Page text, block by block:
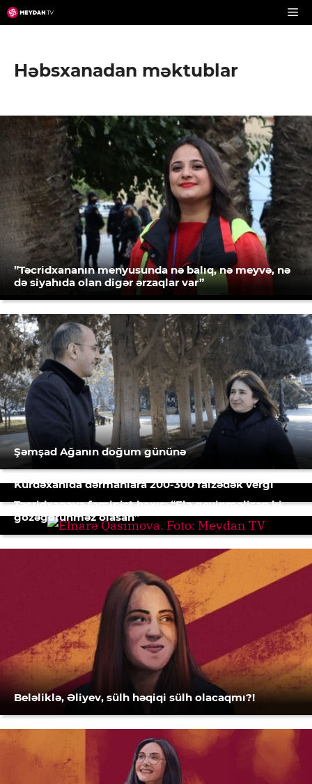
Skip
to
Həbsxanadan məktublar
”Təcridxananın menyusunda nə balıq, nə meyvə, nə
də siyahıda olan digər ərzaqlar var”
Şəmşad Ağanın doğum gününə
Kürdəxanıda dərmanlara 200-300 faizədək vergi
Təcridxanaya feminist baxış: “Elə geyinməlisən ki,
gözəgörünməz olasan”
Beləliklə, Əliyev, sülh həqiqi sülh olacaqmı?!